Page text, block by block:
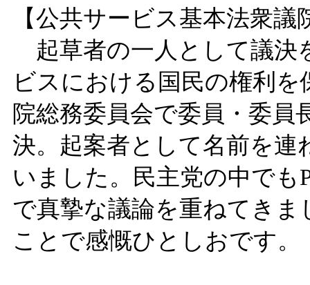
【公共サービス基本法衆議
起草者の一人として議決
ビスにおける国民の権利
院総務委員会で委員・委員
決。起案者として名前を
いました。民主党の中でも
で真摯な議論を重ねてき
ことで感慨ひとしおです。